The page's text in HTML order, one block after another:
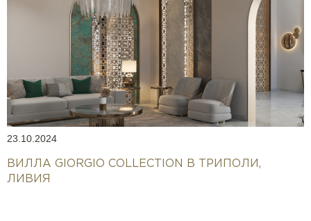
23.10.2024
ВИЛЛА GIORGIO COLLECTION В ТРИПОЛИ,
ЛИВИЯ